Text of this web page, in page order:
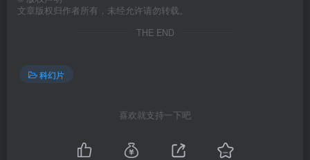
文章版权归作者所有，未经允许请勿转载。
THE END
科幻片
喜欢就支持一下吧